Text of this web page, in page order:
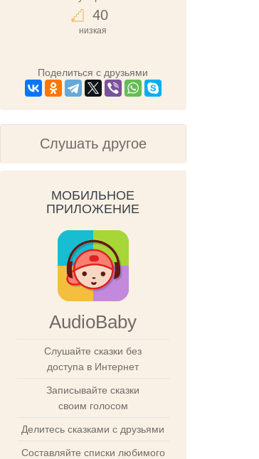
40
низкая
Поделиться с друзьями
Слушать другое
МОБИЛЬНОЕ
ПРИЛОЖЕНИЕ
AudioBaby
Слушайте сказки без
доступа в Интернет
Записывайте сказки
своим голосом
Делитесь сказками с друзьями
Составляйте списки любимого